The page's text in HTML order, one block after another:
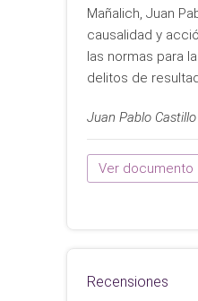
Mañalich, Juan
causalidad y
las normas para
delitos de
Juan Pablo
Ver documento
Recensiones